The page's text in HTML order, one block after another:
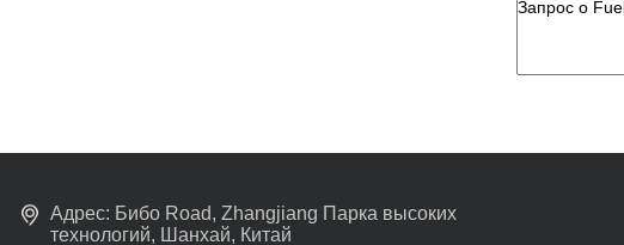
Адрес: Бибо Road, Zhangjiang Парка высоких
технологий, Шанхай, Китай